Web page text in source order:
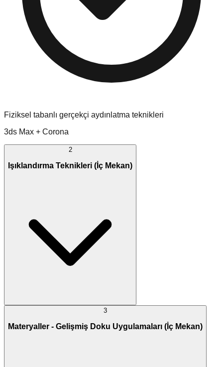
Fiziksel tabanlı gerçekçi aydınlatma teknikleri
3ds Max + Corona
2
Işıklandırma Teknikleri (İç Mekan)
3
Materyaller - Gelişmiş Doku Uygulamaları (İç Mekan)